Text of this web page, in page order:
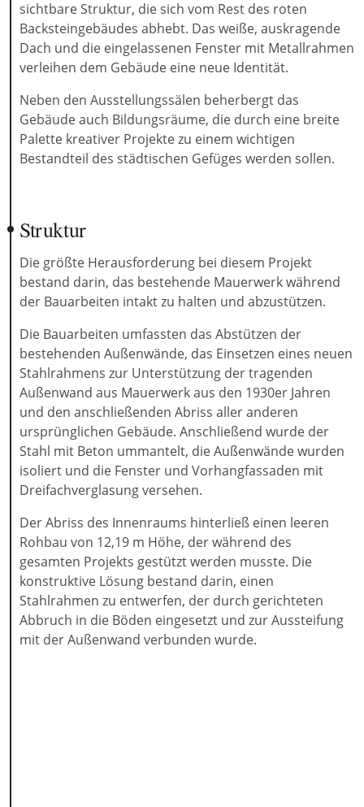
sichtbare Struktur, die sich vom Rest des roten
Backsteingebäudes abhebt. Das weiße, auskragende
Dach und die eingelassenen Fenster mit Metallrahmen
verleihen dem Gebäude eine neue Identität.
Neben den Ausstellungssälen beherbergt das
Gebäude auch Bildungsräume, die durch eine breite
Palette kreativer Projekte zu einem wichtigen
Bestandteil des städtischen Gefüges werden sollen.
Struktur
Die größte Herausforderung bei diesem Projekt
bestand darin, das bestehende Mauerwerk während
der Bauarbeiten intakt zu halten und abzustützen.
Die Bauarbeiten umfassten das Abstützen der
bestehenden Außenwände, das Einsetzen eines neuen
Stahlrahmens zur Unterstützung der tragenden
Außenwand aus Mauerwerk aus den 1930er Jahren
und den anschließenden Abriss aller anderen
ursprünglichen Gebäude. Anschließend wurde der
Stahl mit Beton ummantelt, die Außenwände wurden
isoliert und die Fenster und Vorhangfassaden mit
Dreifachverglasung versehen.
Der Abriss des Innenraums hinterließ einen leeren
Rohbau von 12,19 m Höhe, der während des
gesamten Projekts gestützt werden musste. Die
konstruktive Lösung bestand darin, einen
Stahlrahmen zu entwerfen, der durch gerichteten
Abbruch in die Böden eingesetzt und zur Aussteifung
mit der Außenwand verbunden wurde.